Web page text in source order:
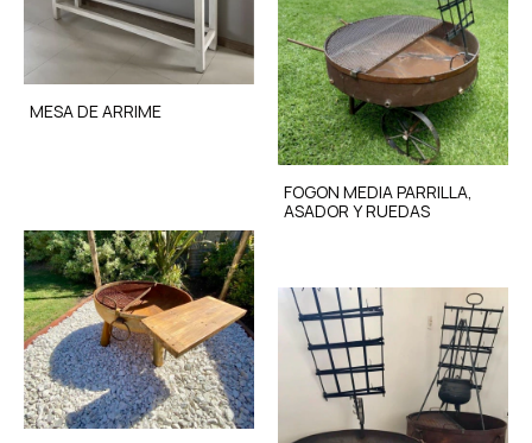
MESA DE ARRIME
FOGON MEDIA PARRILLA,
ASADOR Y RUEDAS